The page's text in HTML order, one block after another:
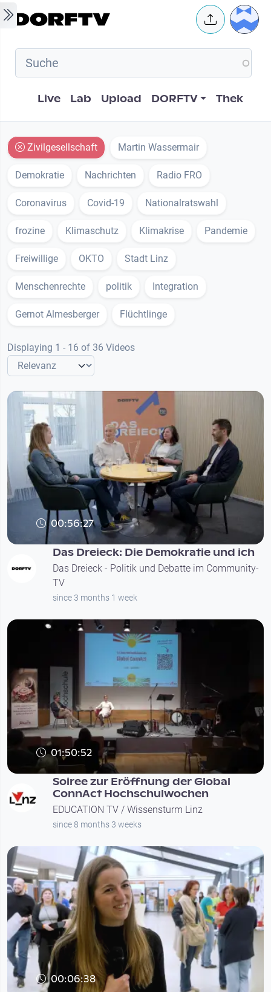
Skip to main content User
Hauptnavigation
Live Lab Upload DORFTV Thek
Zivilgesellschaft Martin Wassermair
Demokratie Nachrichten Radio FRO
Coronavirus Covid-19 Nationalratswahl
frozine Klimaschutz Klimakrise Pandemie
Freiwillige OKTO Stadt Linz
Menschenrechte politik Integration
Gernot Almesberger Flüchtlinge
Displaying 1 - 16 of 36 Videos
00:56:27
Das Dreieck: Die Demokratie und ich
Das Dreieck - Politik und Debatte im Community-
TV
since 3 months 1 week
01:50:52
Soiree zur Eröffnung der Global
ConnAct Hochschulwochen
EDUCATION TV / Wissensturm Linz
since 8 months 3 weeks
00:06:38